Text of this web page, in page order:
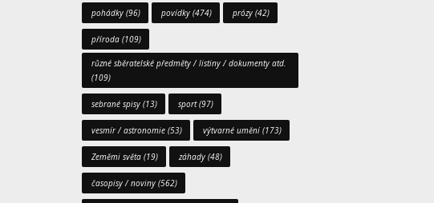
pohádky (96) povídky (474) prózy (42)
příroda (109)
různé sběratelské předměty / listiny / dokumenty atd.
(109)
sebrané spisy (13) sport(97)
vesmír / astronomie (53) výtvarné umění(173)
Zeměmi světa (19) záhady (48)
časopisy / noviny (562)